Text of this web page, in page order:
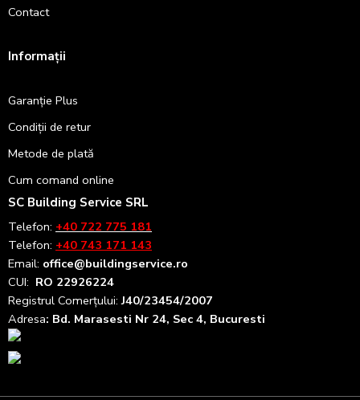
Contact
Informații
Garanție Plus
Condiții de retur
Metode de plată
Cum comand online
SC Building Service SRL
Telefon: +40 722 775 181
Telefon: +40 743 171 143
Email: office@buildingservice.ro
CUI: RO 22926224
Registrul Comerțului:J40/23454/2007
Adresa: Bd. Marasesti Nr 24, Sec 4, Bucuresti